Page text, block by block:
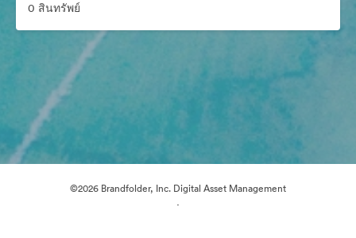
0 สินทรัพย์
©2026 Brandfolder, Inc. Digital Asset Management
·